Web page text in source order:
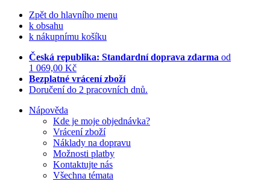
Zpět do hlavního menu
k obsahu
k nákupnímu košíku
Česká republika: Standardní doprava zdarma od
1 069,00 Kč
Bezplatné vrácení zboží
Doručení do 2 pracovních dnů.
Nápověda
Kde je moje objednávka?
Vrácení zboží
Náklady na dopravu
Možnosti platby
Kontaktujte nás
Všechna témata